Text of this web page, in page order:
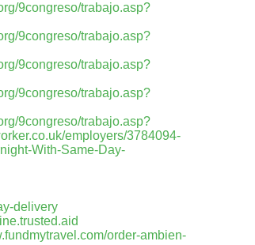
9congreso/trabajo.asp?
9congreso/trabajo.asp?
9congreso/trabajo.asp?
9congreso/trabajo.asp?
9congreso/trabajo.asp?
employers/3784094-
With-Same-Day-
delivery
order-ambien-